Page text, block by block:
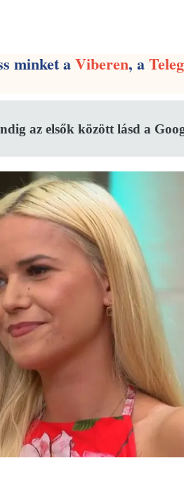
minket aViberen, a
az elsők között lásd a